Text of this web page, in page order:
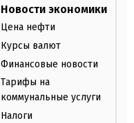
Новости экономики
Цена нефти
Курсы валют
Финансовые новости
Тарифы на
коммунальные услуги
Налоги